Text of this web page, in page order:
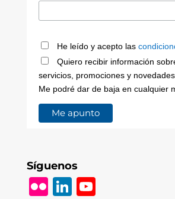
He leído y acepto las
Quiero recibir información
servicios, promociones y
Me podré dar de baja en cualquier
Síguenos
Fl Li Y